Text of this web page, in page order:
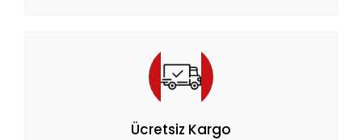
Ücretsiz Kargo